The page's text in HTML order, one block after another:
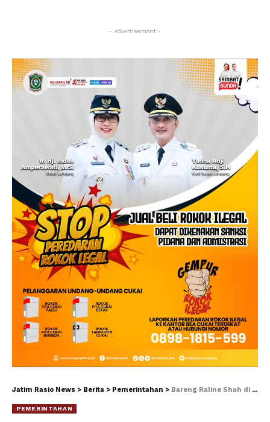
- Advertisement -
Jatim Rasio News > Berita > Pemerintahan > Bareng Raline Shah di SATU Indonesia Awards di Banyuwangi, Bupati Ipuk Dorong Anak Muda Jadi Agen Perubahan
PEMERINTAHAN